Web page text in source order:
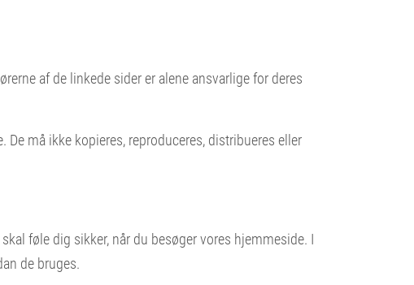
af de linkede sider er alene ansvarlige for deres
må ikke kopieres, reproduceres, distribueres eller
føle dig sikker, når du besøger vores hjemmeside. I
de bruges.